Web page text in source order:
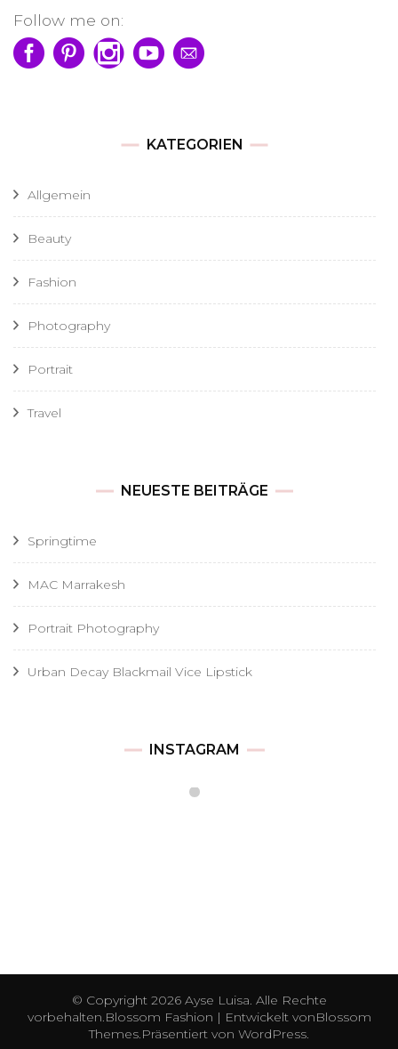
Follow me on:
KATEGORIEN
Allgemein
Beauty
Fashion
Photography
Portrait
Travel
NEUESTE BEITRÄGE
Springtime
MAC Marrakesh
Portrait Photography
Urban Decay Blackmail Vice Lipstick
INSTAGRAM
© Copyright 2026 Ayse Luisa. Alle Rechte
vorbehalten.Blossom Fashion | Entwickelt vonBlossom
Themes.Präsentiert von WordPress.